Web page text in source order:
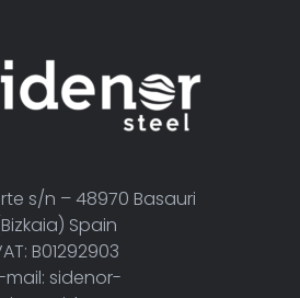
s/n – 48970 Basauri
Spain
B01292903
mail: sidenor-